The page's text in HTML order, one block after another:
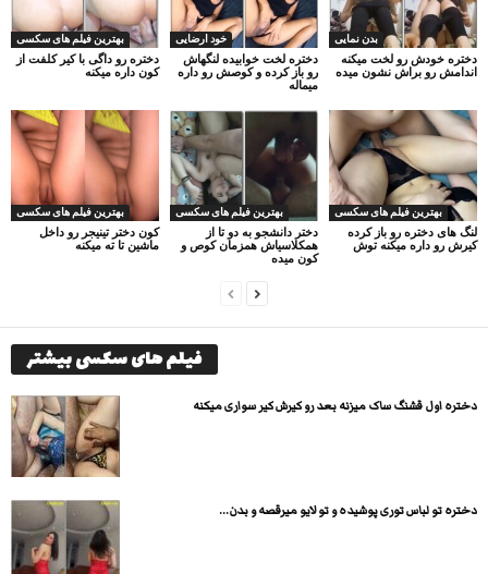
بهترین فیلم های سکسی
دختره رو داگی با کیر کلفت از
کون داره میکنه
خود ارضایی
دختره لخت خوابیده لنگهاش
رو باز کرده و کوصش رو داره
میماله
بدن نمایی
دختره خودش رو لخت میکنه
اندامش رو براش نشون میده
بهترین فیلم های سکسی
کون دختر تینیجر رو داخل
ماشین تا ته میکنه
بهترین فیلم های سکسی
دختر دانشجو به دو تا از
همکلاسیاش همزمان کوص و
کون میده
بهترین فیلم های سکسی
لنگ های دختره رو باز کرده
کیرش رو داره میکنه توش
فیلم های سکسی بیشتر
دختره اول قشنگ ساک میزنه بعد رو کیرش کیر سواری میکنه
دختره تو لباس توری پوشیده و تو لایو میرقصه و بدن...